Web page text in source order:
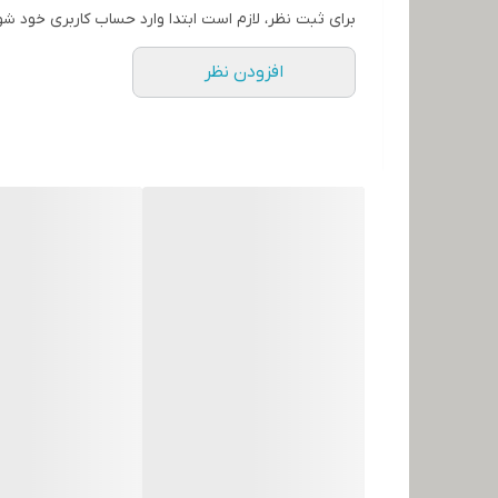
برای ثبت نظر، لازم است ابتدا وارد حساب کاربری خود
افزودن نظر